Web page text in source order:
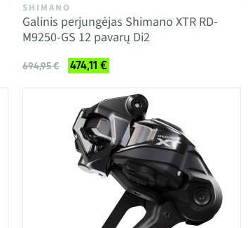
SHIMANO
Galinis perjungėjas Shimano XTR RD-
M9250-GS 12 pavarų Di2
694,95 € 474,11 €